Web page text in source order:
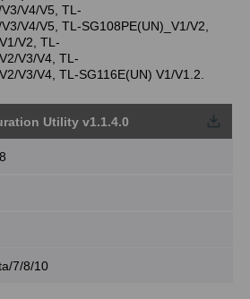
V4/V5, TL-
V4/V5, TL-SG108PE(UN)_V1/V2,
V2, TL-
V3/V4, TL-
V3/V4, TL-SG116E(UN) V1/V1.2.
Utility v1.1.4.0
7/8/10